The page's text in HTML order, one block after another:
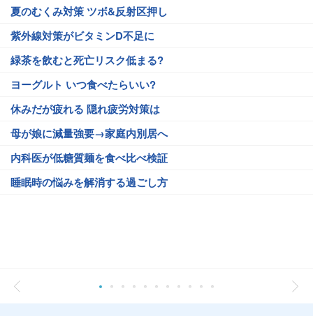
夏のむくみ対策 ツボ&反射区押し
紫外線対策がビタミンD不足に
緑茶を飲むと死亡リスク低まる?
ヨーグルト いつ食べたらいい?
休みだが疲れる 隠れ疲労対策は
母が娘に減量強要→家庭内別居へ
内科医が低糖質麺を食べ比べ検証
睡眠時の悩みを解消する過ごし方